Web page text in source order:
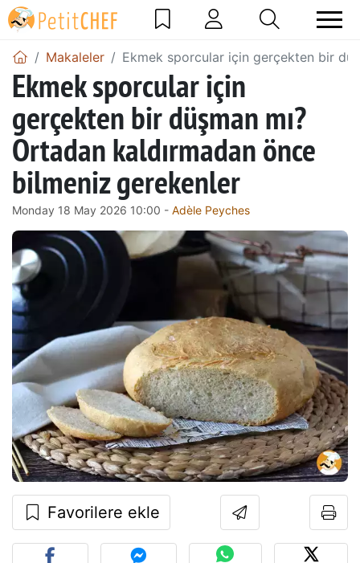
Makaleler Ekmek sporcular için gerçekten bir
Ekmek sporcular için
gerçekten bir düşman mı?
Ortadan kaldırmadan önce
bilmeniz gerekenler
Monday 18 May 2026 10:00 - Adèle Peyches
Favorilere ekle